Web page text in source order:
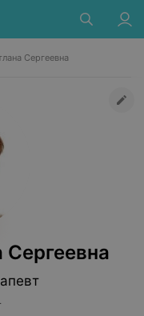
Сергеевна